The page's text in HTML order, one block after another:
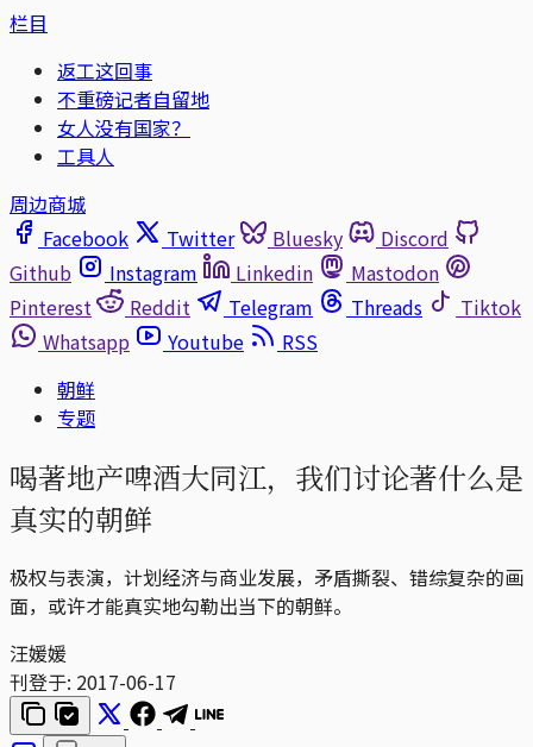
栏目
返工这回事
不重磅记者自留地
女人没有国家？
工具人
周边商城
Facebook
Twitter Bluesky
Discord
Github
Instagram Linkedin
Mastodon
Pinterest
Reddit Telegram Threads
Tiktok
Whatsapp
Youtube
RSS
朝鲜
专题
喝著地产啤酒大同江，我们讨论著什么是
真实的朝鲜
极权与表演，计划经济与商业发展，矛盾撕裂、错综复杂的画
面，或许才能真实地勾勒出当下的朝鲜。
汪媛媛
刊登于: 2017-06-17